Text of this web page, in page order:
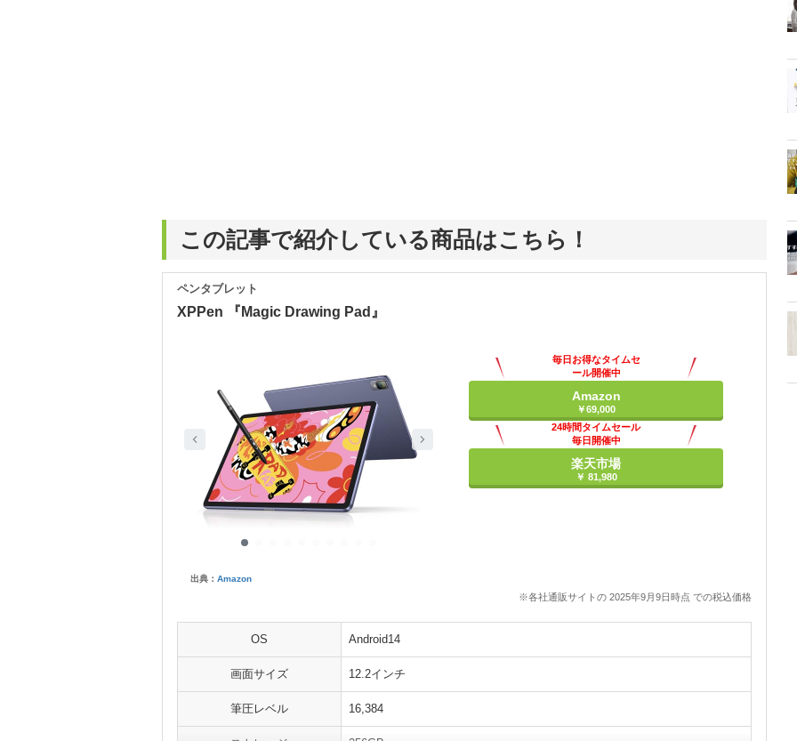
この記事で紹介している商品はこちら！
XPPen 『Magic Drawing Pad』
ペンタブレット
出典： Amazon
毎日お得なタイムセ
ール開催中
Amazon
￥69,000
24時間タイムセール
毎日開催中
楽天市場
￥ 81,980
※各社通販サイトの 2025年9月9日時点 での税込価格
OS Android14
画面サイズ 12.2インチ
筆圧レベル 16,384